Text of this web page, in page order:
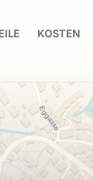
KOSTEN